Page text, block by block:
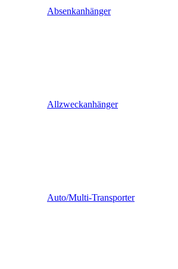
Absenkanhänger
Allzweckanhänger
Auto/Multi-Transporter